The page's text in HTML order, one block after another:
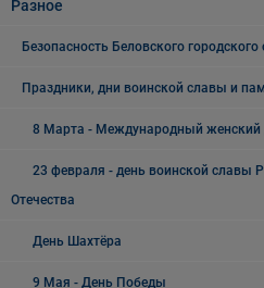
Разное
Безопасность Беловского городского
Праздники, дни воинской славы и
8 Марта - Международный женский
23 февраля - день воинской славы
Отечества
День Шахтёра
9 Мая - День Победы